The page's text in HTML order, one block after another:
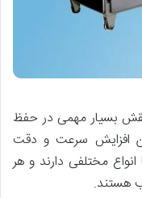
بسیار مهمی در حفظ
افزایش سرعت و دقت
مختلفی دارند و هر
هستند.